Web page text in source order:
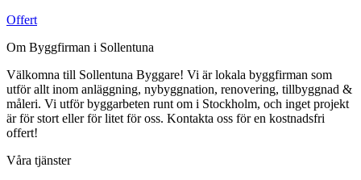
Offert
Om Byggfirman i Sollentuna
Välkomna till Sollentuna Byggare! Vi är lokala byggfirman som
utför allt inom anläggning, nybyggnation, renovering, tillbyggnad &
måleri. Vi utför byggarbeten runt om i Stockholm, och inget projekt
är för stort eller för litet för oss. Kontakta oss för en kostnadsfri
offert!
Våra tjänster